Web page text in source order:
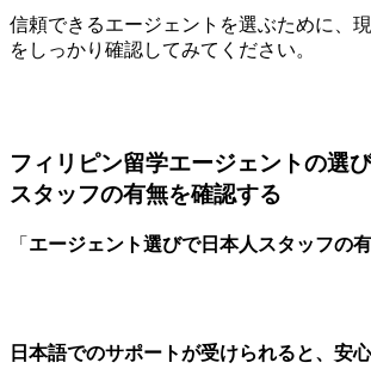
信頼できるエージェントを選ぶために、
をしっかり確認してみてください。
フィリピン留学エージェントの選
スタッフの有無を確認する
「 エージェント選びで日本人スタッフの
日本語でのサポートが受けられると、安